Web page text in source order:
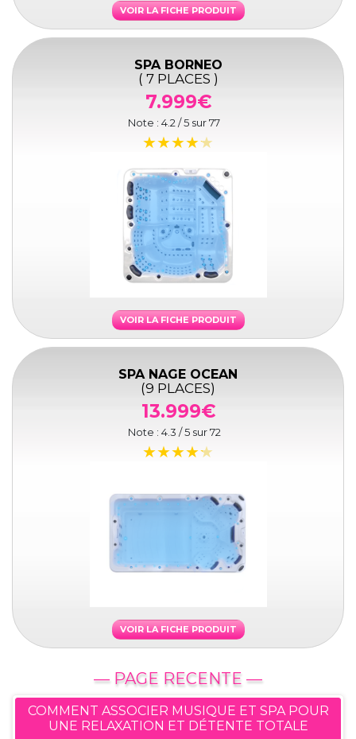
VOIR LA FICHE PRODUIT
SPA BORNEO
( 7 PLACES )
7.999€
Note : 4.2 / 5 sur77
VOIR LA FICHE PRODUIT
SPA NAGE OCEAN
(9 PLACES)
13.999€
Note : 4.3 / 5 sur72
VOIR LA FICHE PRODUIT
— PAGE RECENTE —
COMMENT ASSOCIER MUSIQUE ET SPA POUR
UNE RELAXATION ET DÉTENTE TOTALE